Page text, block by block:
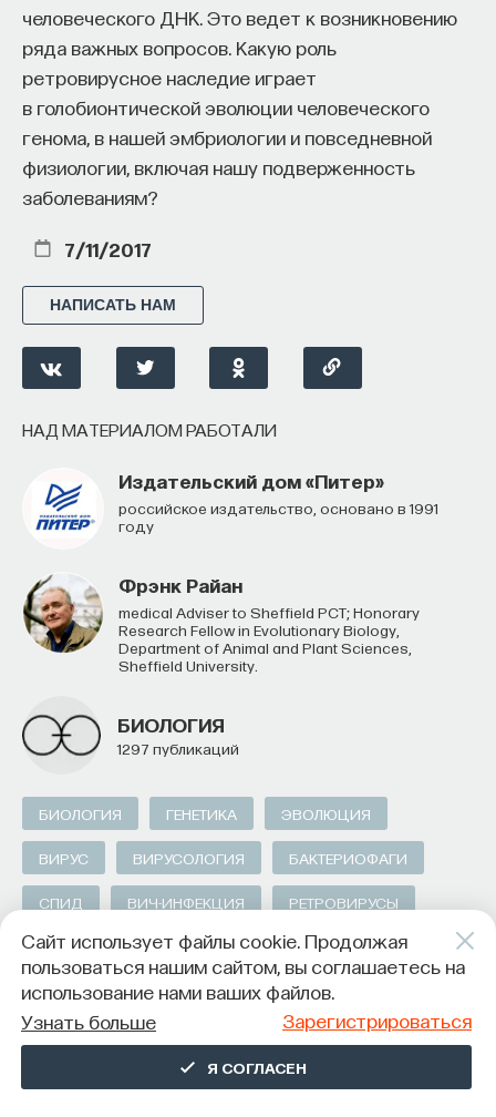
человеческого ДНК. Это ведет к возникновению
ряда важных вопросов. Какую роль
ретровирусное наследие играет
в голобионтической эволюции человеческого
генома, в нашей эмбриологии и повседневной
физиологии, включая нашу подверженность
заболеваниям?
7/11/2017
НАПИСАТЬ НАМ
НАД МАТЕРИАЛОМ РАБОТАЛИ
Издательский дом «Питер»
российское издательство, основано в 1991
году
Фрэнк Райан
Medical Adviser to Sheffield PCT; Honorary
Research Fellow in Evolutionary Biology,
Department of Animal and Plant Sciences,
Sheffield University.
БИОЛОГИЯ
1297 публикаций
БИОЛОГИЯ ГЕНЕТИКА ЭВОЛЮЦИЯ
ВИРУС ВИРУСОЛОГИЯ БАКТЕРИОФАГИ
СПИД ВИЧ-ИНФЕКЦИЯ РЕТРОВИРУСЫ
ЕСТЕСТВЕННЫЕ НАУКИ ЖУРНАЛ
Сайт использует файлы cookie. Продолжая
пользоваться нашим сайтом, вы соглашаетесь на
использование нами ваших файлов.
Узнать больше
Зарегистрироваться
Я СОГЛАСЕН